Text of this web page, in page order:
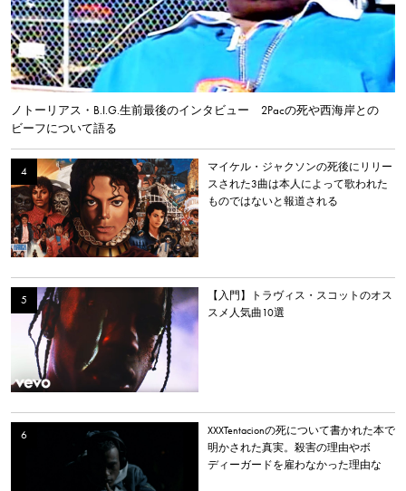
ノトーリアス・B.I.G.生前最後のインタビュー 2Pacの死や西海岸との
ビーフについて語る
マイケル・ジャクソンの死後にリリー
スされた3曲は本人によって歌われた
ものではないと報道される
【入門】トラヴィス・スコットのオス
スメ人気曲10選
XXXTentacionの死について書かれた本で
明かされた真実。殺害の理由やボ
ディーガードを雇わなかった理由な